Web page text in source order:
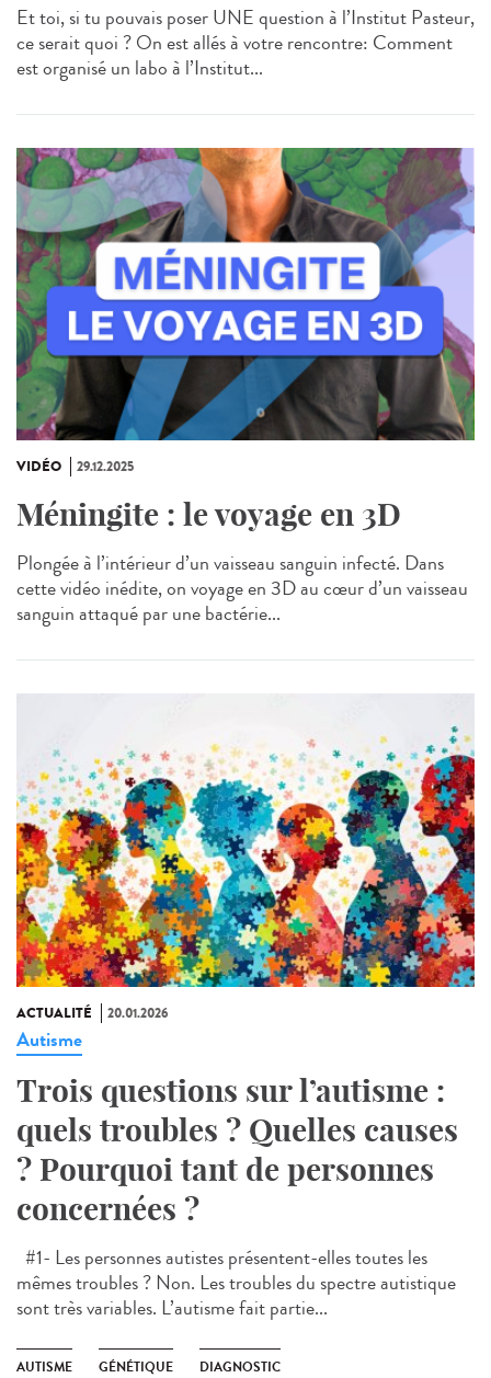
Et toi, si tu pouvais poser UNE question à l’Institut Pasteur,
ce serait quoi ? On est allés à votre rencontre: Comment
est organisé un labo à l’Institut...
VIDÉO 29.12.2025
Méningite : le voyage en 3D
Plongée à l’intérieur d’un vaisseau sanguin infecté. Dans
cette vidéo inédite, on voyage en 3D au cœur d’un vaisseau
sanguin attaqué par une bactérie...
ACTUALITÉ 20.01.2026
Autisme
Trois questions sur l’autisme :
quels troubles ? Quelles causes
? Pourquoi tant de personnes
concernées ?
#1- Les personnes autistes présentent-elles toutes les
mêmes troubles ? Non. Les troubles du spectre autistique
sont très variables. L’autisme fait partie...
AUTISME GÉNÉTIQUE DIAGNOSTIC